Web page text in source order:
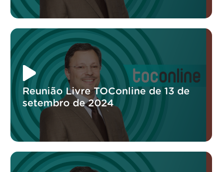
Reunião Livre TOConline de 13 de
setembro de 2024